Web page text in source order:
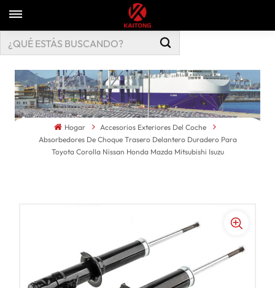
Hogar
Accesorios Exteriores Del Coche
Absorbedores De Choque Trasero Delantero Duradero Para
Toyota Corolla Nissan Honda Mazda Mitsubishi Isuzu